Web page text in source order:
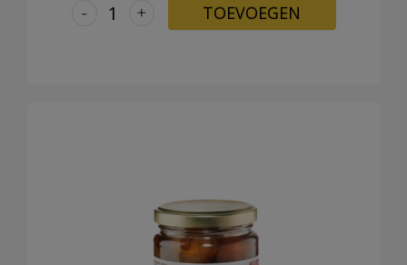
+
- TOEVOEGEN